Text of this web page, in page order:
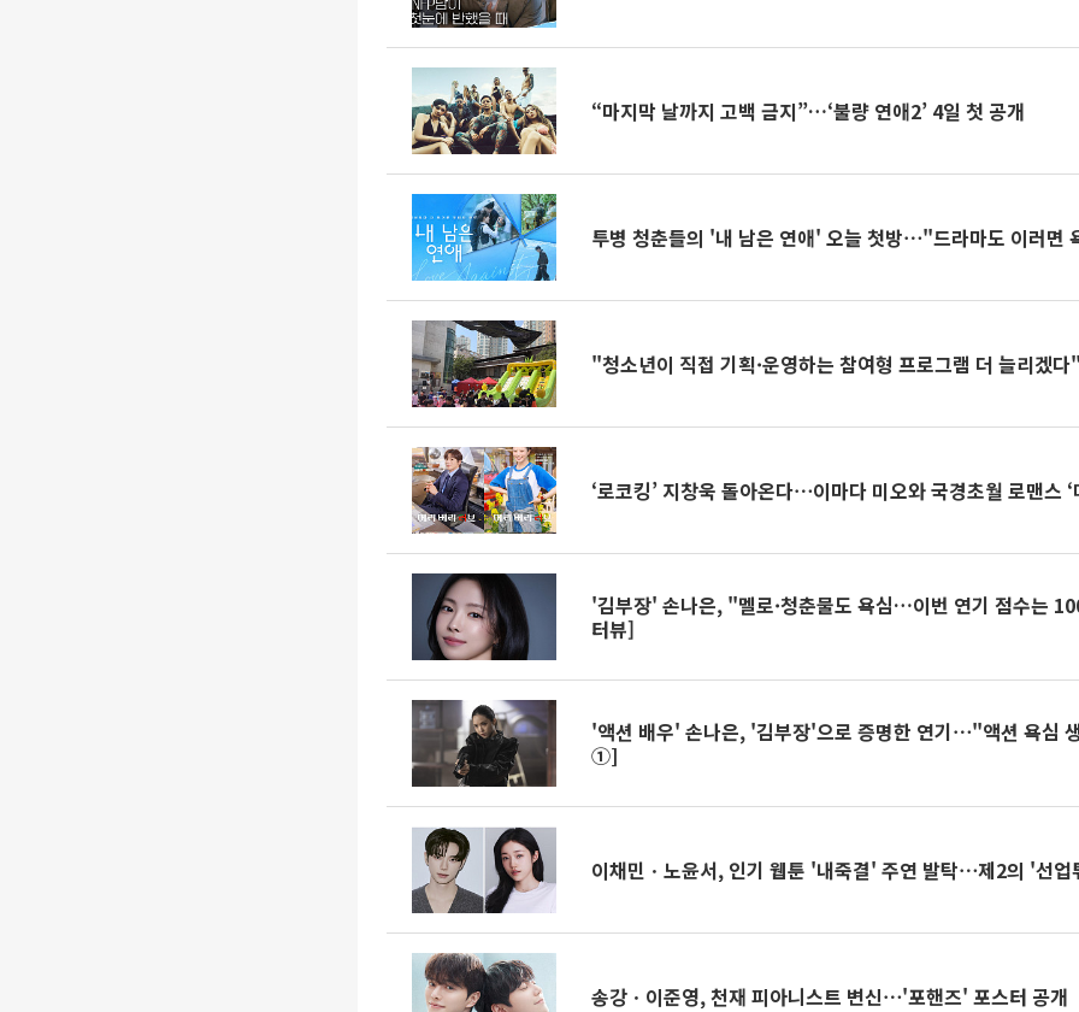
“마지막 날까지 고백 금지”…‘불량 연애2’ 4일 첫 공개
투병 청춘들의 '내 남은 연애' 오늘 첫방⋯"드라마도 이러면
"청소년이 직접 기획·운영하는 참여형 프로그램 더 늘리겠
‘로코킹’ 지창욱 돌아온다⋯이마다 미오와 국경초월 로맨스 ‘
'김부장' 손나은, "멜로·청춘물도 욕심…이번 연기 점수는
터뷰]
'액션 배우' 손나은, '김부장'으로 증명한 연기⋯"액션 욕심
①]
이채민ㆍ노윤서, 인기 웹툰 '내죽결' 주연 발탁⋯제2의 '선업
송강ㆍ이준영, 천재 피아니스트 변신⋯'포핸즈' 포스터 공개